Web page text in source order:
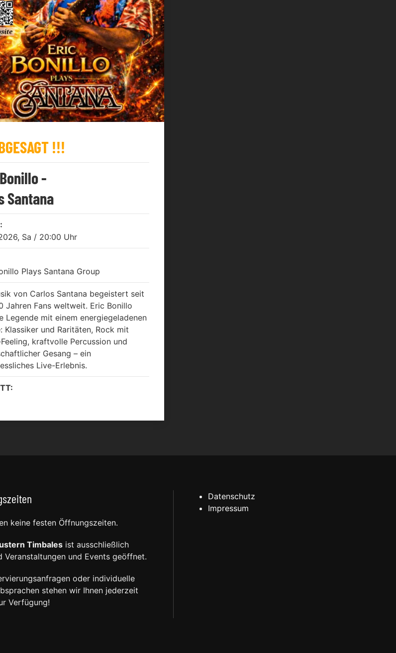
!!!
-
Santana
Sa / 20:00 Uhr
Plays Santana Group
von Carlos Santana begeistert seit
Jahren Fans weltweit. Eric Bonillo
Legende mit einem energiegeladenen
Klassiker und Raritäten, Rock mit
kraftvolle Percussion und
Gesang – ein
Live-Erlebnis.
keine festen Öffnungszeiten.
Timbales ist ausschließlich
Veranstaltungen und Events geöffnet.
oder individuelle
stehen wir Ihnen jederzeit
Verfügung!
Datenschutz
Impressum